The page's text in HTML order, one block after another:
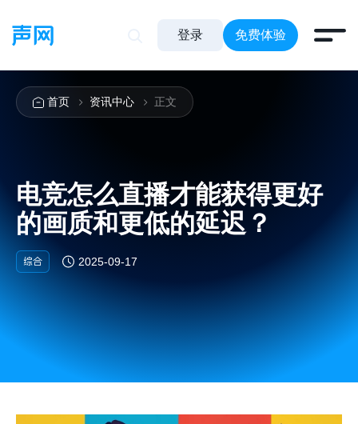
登录 免费体验
首页 资讯中心 正文
电竞怎么直播才能获得更好
的画质和更低的延迟？
综合 2025-09-17